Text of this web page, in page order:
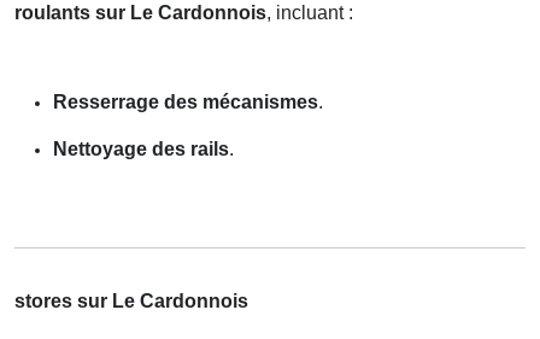
roulants sur Le Cardonnois, incluant :
Resserrage des mécanismes.
Nettoyage des rails.
stores sur Le Cardonnois